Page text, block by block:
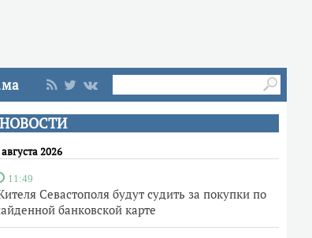
НОВОСТИ
2026
11:49
Севастополя будут судить за покупки по
банковской карте